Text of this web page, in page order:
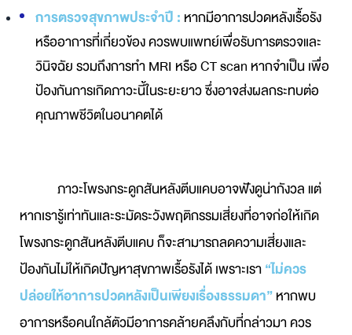
การตรวจสุขภาพประจำปี : หากมีอาการปวดหลังเรื้อรัง
หรืออาการที่เกี่ยวข้อง ควรพบแพทย์เพื่อรับการตรวจและ
วินิจฉัย รวมถึงการทำ MRI หรือ CT scan หากจำเป็น เพื่อ
ป้องกันการเกิดภาวะนี้ในระยะยาว ซึ่งอาจส่งผลกระทบต่อ
คุณภาพชีวิตในอนาคตได้
ภาวะโพรงกระดูกสันหลังตีบแคบอาจฟังดูน่ากังวล แต่
หากเรารู้เท่าทันและระมัดระวังพฤติกรรมเสี่ยงที่อาจก่อให้เกิด
โพรงกระดูกสันหลังตีบแคบ ก็จะสามารถลดความเสี่ยงและ
ป้องกันไม่ให้เกิดปัญหาสุขภาพเรื้อรังได้ เพราะเรา“ไม่ควร
ปล่อยให้อาการปวดหลังเป็นเพียงเรื่องธรรมดา”หากพบ
อาการหรือคนใกล้ตัวมีอาการคล้ายคลึงกับที่กล่าวมา ควร